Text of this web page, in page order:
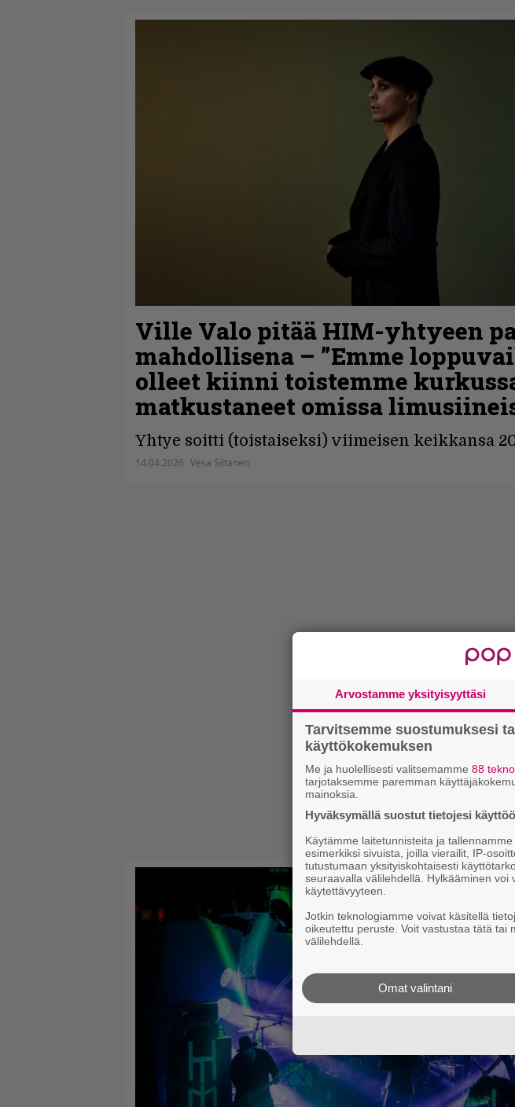
Ville Valo pitää HIM-yhtyeen
mahdollisena – ”Emme
olleet kiinni toistemme
matkustaneet omissa
Yhtye soitti (toistaiseksi) viimeisen keikkansa
14.04.2026 Vesa Siltanen
Arvostamme yksityisyyttäsi
Tarvitsemme suostumuksesi
käyttökokemuksen
Me ja huolellisesti valitsemamme 88
tarjotaksemme paremman
mainoksia.
Hyväksymällä suostut tietojesi
Käytämme laitetunnisteita ja
esimerkiksi sivuista, joilla vierailit, IP-
tutustumaan yksityiskohtaisesti
seuraavalla välilehdellä. Hylkääminen voi
käytettävyyteen.
Jotkin teknologiamme voivat käsitellä
oikeutettu peruste. Voit vastustaa tätä tai
välilehdellä.
Omat valintani